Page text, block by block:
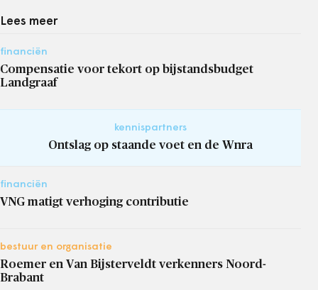
Lees meer
financiën
Compensatie voor tekort op bijstandsbudget
Landgraaf
kennispartners
Ontslag op staande voet en de Wnra
financiën
VNG matigt verhoging contributie
bestuur en organisatie
Roemer en Van Bijsterveldt verkenners Noord-
Brabant